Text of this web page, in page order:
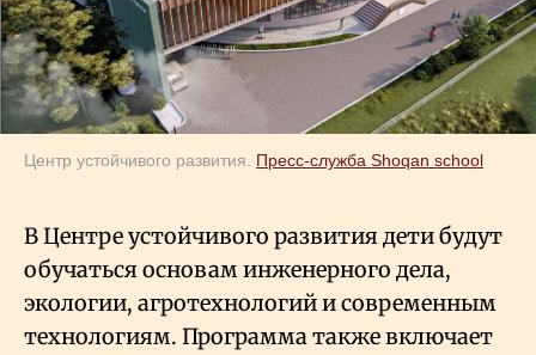
Центр устойчивого развития. Пресс-служба Shoqan school
В Центре устойчивого развития дети будут
обучаться основам инженерного дела,
экологии, агротехнологий и современным
технологиям. Программа также включает